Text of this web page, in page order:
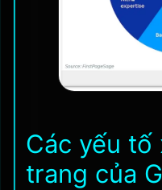
Các yếu tố
trang của